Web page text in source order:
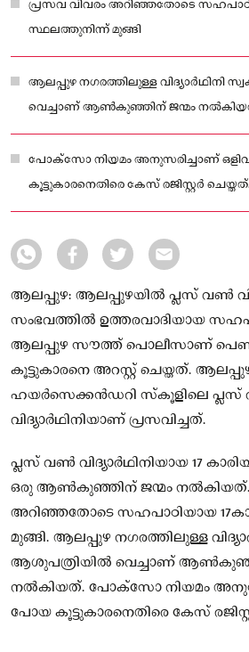
പ്രസവ വിവരം അറിഞ്ഞതോടെ
സ്ഥലത്തുനിന്ന് മുങ്ങി
ആലപ്പുഴ നഗരത്തിലുള്ള വിദ്യാർഥിനി
വെച്ചാണ് ആണ്‍കുഞ്ഞിന് ജന്മം
പോക്‌സോ നിയമം അനുസരിച്ചാണ്
കൂട്ടുകാരനെതിരെ കേസ് രജിസ്റ്റർ ചെയ്തത്.
ആലപ്പുഴ: ആലപ്പുഴയില്‍ പ്ലസ് വണ്‍
സംഭവത്തില്‍ ഉത്തരവാദിയായ
ആലപ്പുഴ സൗത്ത് പൊലീസാണ്
കൂട്ടുകാരനെ അറസ്റ്റ് ചെയ്തത്.
ഹയർസെക്കൻഡറി സ്‌കൂളിലെ
വിദ്യാർഥിനിയാണ് പ്രസവിച്ചത്.
പ്ലസ് വണ്‍ വിദ്യാർഥിനിയായ 17
ഒരു ആണ്‍കുഞ്ഞിന് ജന്മം നല്‍കിയത്.
അറിഞ്ഞതോടെ സഹപാഠിയായ
മുങ്ങി. ആലപ്പുഴ നഗരത്തിലുള്ള
ആശുപത്രിയില്‍ വെച്ചാണ്
നല്‍കിയത്. പോക്‌സോ നിയമം
പോയ കൂട്ടുകാരനെതിരെ കേസ്